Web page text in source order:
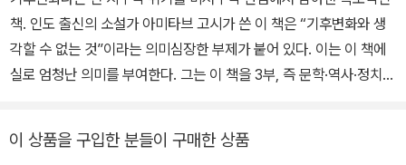
동을 조명한 대서사시다. 영국에서만 50만 부 이상 팔린 초대형 베스
트셀러로 그를 세계적 작가 반열에 올려놓은 이 책은 2001년 독일 프
랑크푸르트 도서전에서 인터내셔널 e-book 어워드를 수상했다. 20
olicy)〉 선정 지난 10년간 가장 중요한 글로벌 사상가 중 한 명에 이
리를 둘러싼 바다》 《지구 한계의 경계에서》 등이 있다.
책. 인도 출신의 소설가 아미타브 고시가 쓴 이 책은 “기후변화와 생
각할 수 없는 것”이라는 의미심장한 부제가 붙어 있다. 이는 이 책에
실로 엄청난 의미를 부여한다. 그는 이 책을 3부, 즉 문학·역사·정치로
가로막는 가정들을 공유하고 있다고 주장한다. 따라서 기후 위기는
이 상품을 구입한 분들이 구매한 상품